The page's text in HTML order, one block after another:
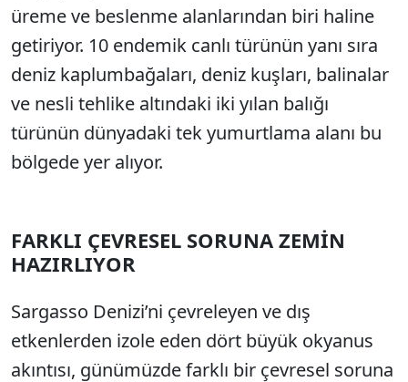
üreme ve beslenme alanlarından biri haline
getiriyor. 10 endemik canlı türünün yanı sıra
deniz kaplumbağaları, deniz kuşları, balinalar
ve nesli tehlike altındaki iki yılan balığı
türünün dünyadaki tek yumurtlama alanı bu
bölgede yer alıyor.
FARKLI ÇEVRESEL SORUNA ZEMİN
HAZIRLIYOR
Sargasso Denizi’ni çevreleyen ve dış
etkenlerden izole eden dört büyük okyanus
akıntısı, günümüzde farklı bir çevresel soruna